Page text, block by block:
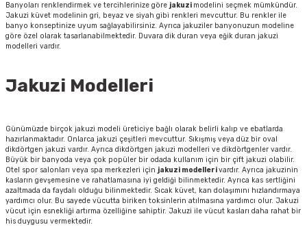
Banyoları renklendirmek ve tercihlerinize göre jakuzi modelini seçmek mümkündür.
Jakuzi küvet modelinin gri, beyaz ve siyah gibi renkleri mevcuttur. Bu renkler ile
banyo konseptinize uyum sağlayabilirsiniz. Ayrıca jakuziler banyonuzun modeline
göre özel olarak tasarlanabilmektedir. Duvara dik duran veya eğik duran jakuzi
modelleri vardır.
Jakuzi Modelleri
Günümüzde birçok jakuzi modeli üreticiye bağlı olarak belirli kalıp ve ebatlarda
hazırlanmaktadır. Onlarca jakuzi çeşitleri mevcuttur. Sıkışmış veya düz bir oval
dikdörtgen jakuzi vardır. Ayrıca dikdörtgen jakuzi modelleri ve dikdörtgenler vardır.
Büyük bir banyoda veya çok popüler bir odada kullanım için bir çift jakuzi olabilir.
Otel spor salonları veya spa merkezleri için jakuzi modellerivardır. Ayrıca jakuzinin
kasların gevşemesine ve rahatlamasına iyi geldiği bilinmektedir. Ayrıca kas sertliğini
azaltmada da faydalı olduğu bilinmektedir. Sıcak küvet, kan dolaşımını hızlandırmaya
yardımcı olur. Bu sayede vücutta biriken toksinlerin atılmasına yardımcı olur. Jakuzi
vücut için esnekliği artırma özelliğine sahiptir. Jakuzi ile vücut kasları daha rahat bir
his duygusu vermektedir.